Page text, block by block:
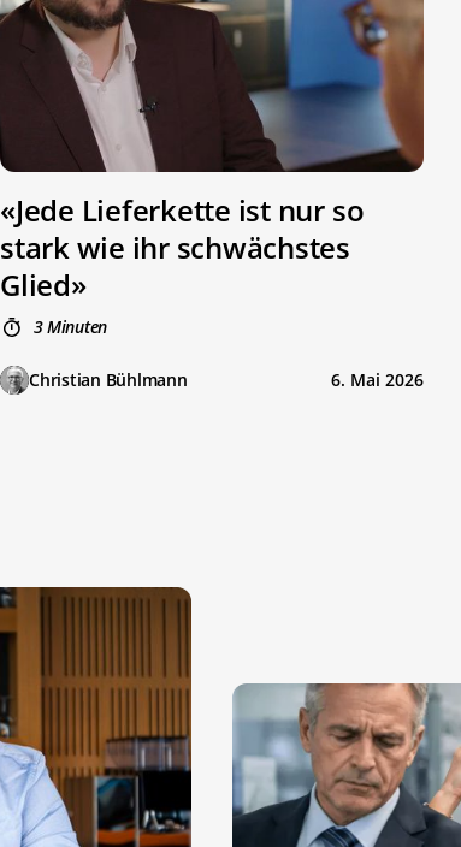
«Jede Lieferkette ist nur so
stark wie ihr schwächstes
Glied»
3 Minuten
Christian Bühlmann 6. Mai 2026